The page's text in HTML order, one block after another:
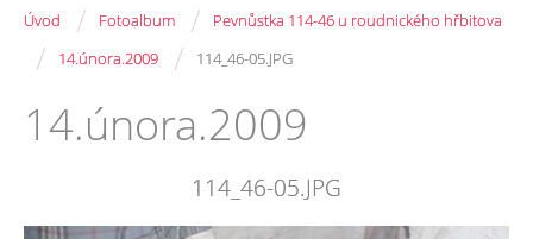
Úvod / Fotoalbum / Pevnůstka 114-46 u roudnického hřbitova
/ 14.února.2009 / 114_46-05.JPG
14.února.2009
114_46-05.JPG